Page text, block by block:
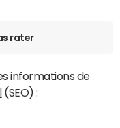
rater
informations de
(SEO) :